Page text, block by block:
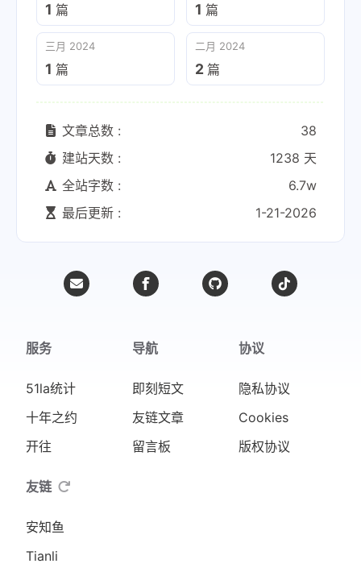
1 篇 1 篇
三月 2024
1 篇
二月 2024
2 篇
文章总数 :
38
建站天数 :
1238 天
全站字数 :
6.7w
最后更新 :
1-21-2026
服务
51la统计
十年之约
开往
导航
即刻短文
友链文章
留言板
协议
隐私协议
Cookies
版权协议
友链
安知鱼
Tianli